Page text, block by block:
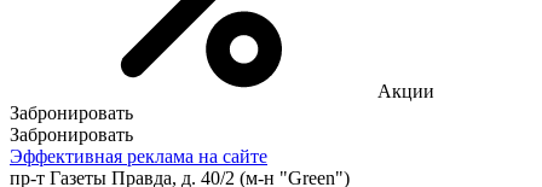
Акции
Забронировать
Забронировать
Эффективная реклама на сайте
пр-т Газеты Правда, д. 40/2 (м-н "Green")